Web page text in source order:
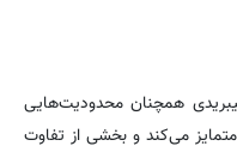
همچنان محدودیت‌هایی
می‌کند و بخشی از تفاوت